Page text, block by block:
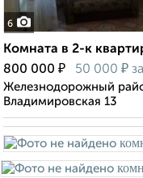
6
Комната в 2-к
800 000 ₽ 50 000 ₽
Железнодорожный
Владимировская 13